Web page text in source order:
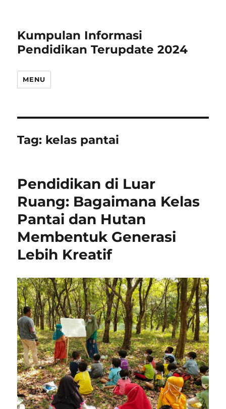
Kumpulan Informasi
Pendidikan Terupdate 2024
MENU
Tag: kelas pantai
Pendidikan di Luar
Ruang: Bagaimana Kelas
Pantai dan Hutan
Membentuk Generasi
Lebih Kreatif